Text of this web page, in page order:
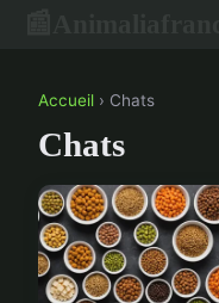
Accueil › Chats
Chats